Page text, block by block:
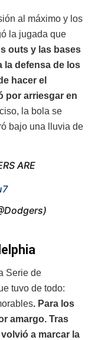
al máximo y los
la jugada que
outs y las bases
la defensa de los
hacer el
por arriesgar en
la bola se
bajo una lluvia de
ARE
Serie de
tuvo de todo:
. Para los
amargo. Tras
a marcar la